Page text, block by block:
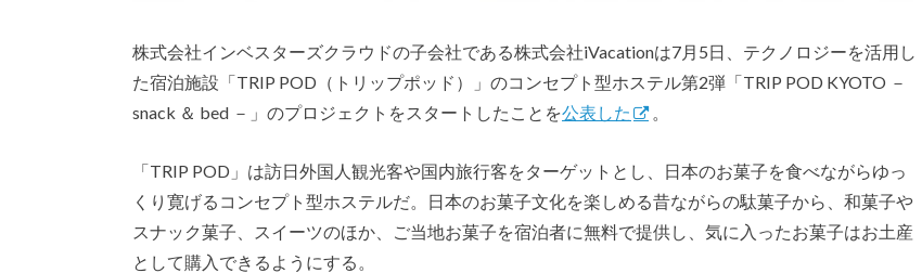
株式会社インベスターズクラウドの子会社である株式会社iVacationは7月5日、テクノロジーを活用し
た宿泊施設「TRIP POD（トリップポッド）」のコンセプト型ホステル第2弾「TRIP POD KYOTO －
snack ＆ bed －」のプロジェクトをスタートしたことを公表した 。
「TRIP POD」は訪日外国人観光客や国内旅行客をターゲットとし、日本のお菓子を食べながらゆっ
くり寛げるコンセプト型ホステルだ。日本のお菓子文化を楽しめる昔ながらの駄菓子から、和菓子や
スナック菓子、スイーツのほか、ご当地お菓子を宿泊者に無料で提供し、気に入ったお菓子はお土産
として購入できるようにする。